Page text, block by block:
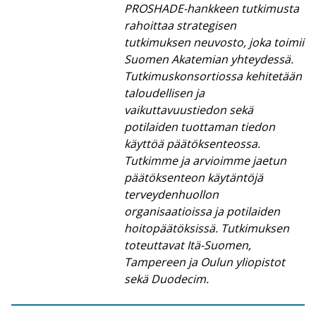
PROSHADE-hankkeen tutkimusta
rahoittaa strategisen
tutkimuksen neuvosto, joka toimii
Suomen Akatemian yhteydessä.
Tutkimuskonsortiossa kehitetään
taloudellisen ja
vaikuttavuustiedon sekä
potilaiden tuottaman tiedon
käyttöä päätöksenteossa.
Tutkimme ja arvioimme jaetun
päätöksenteon käytäntöjä
terveydenhuollon
organisaatioissa ja potilaiden
hoitopäätöksissä. Tutkimuksen
toteuttavat Itä-Suomen,
Tampereen ja Oulun yliopistot
sekä Duodecim.